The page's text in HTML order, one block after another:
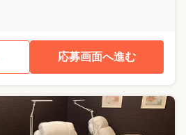
応募画面へ進む